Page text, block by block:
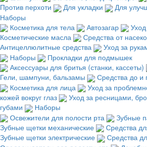
Против перхоти
Для укладки
Для
Наборы
Косметика для тела
Автозагар
Косметические масла
Средства от
Антицеллюлитные средства
Уход за
Наборы
Прокладки для подмышек
Аксессуары для бритья (станки, кассеты)
Гели, шампуни, бальзамы
Средства до и
Косметика для лица
Уход за
кожей вокруг глаз
Уход за ресницами,
губами
Наборы
Освежители для полости рта
Зубные
Зубные щетки механические
Средства
Зубные щетки электрические
Средства